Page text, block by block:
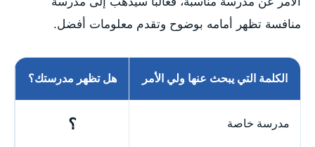
منافسة تظهر أمامه بوضوح وتقدم معلومات أفضل.
الكلمة التي يبحث عنها ولي الأمر هل تظهر مدرستك؟
مدرسة خاصة ؟